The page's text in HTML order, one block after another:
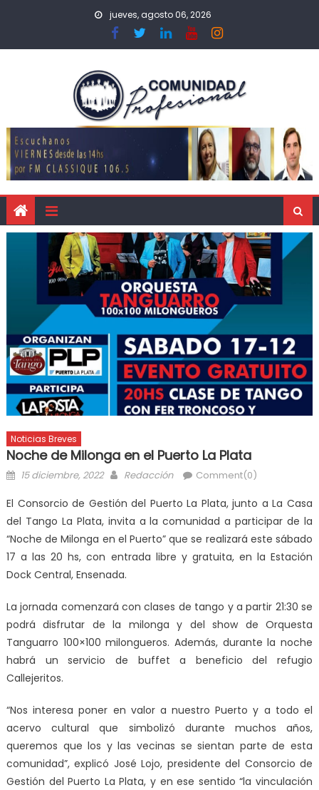
jueves, agosto 06, 2026
Noticias Breves
Noche de Milonga en el Puerto La Plata
15 diciembre, 2022 Redacción Comment(0)
El Consorcio de Gestión del Puerto La Plata, junto a La Casa
del Tango La Plata, invita a la comunidad a participar de la
“Noche de Milonga en el Puerto” que se realizará este sábado
17 a las 20 hs, con entrada libre y gratuita, en la Estación
Dock Central, Ensenada.
La jornada comenzará con clases de tango y a partir 21:30 se
podrá disfrutar de la milonga y del show de Orquesta
Tanguarro 100×100 milongueros. Además, durante la noche
habrá un servicio de buffet a beneficio del refugio
Callejeritos.
“Nos interesa poner en valor a nuestro Puerto y a todo el
acervo cultural que simbolizó durante muchos años,
queremos que los y las vecinas se sientan parte de esta
comunidad”, explicó José Lojo, presidente del Consorcio de
Gestión del Puerto La Plata, y en ese sentido “la vinculación